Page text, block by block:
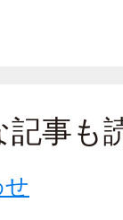
記事も